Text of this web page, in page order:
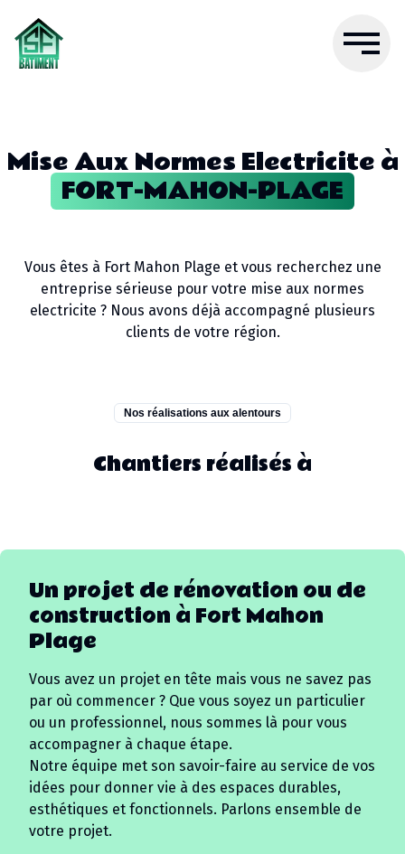
Mise Aux Normes Electriciteà
FORT-MAHON-PLAGE
Vous êtes à Fort Mahon Plage et vous recherchez une
entreprise sérieuse pour votre mise aux normes
electricite ? Nous avons déjà accompagné plusieurs
clients de votre région.
Nos réalisations aux alentours
Chantiers réalisés à
Un projet de rénovation ou de
construction à Fort Mahon
Plage
Vous avez un projet en tête mais vous ne savez pas
par où commencer ? Que vous soyez un particulier
ou un professionnel, nous sommes là pour vous
accompagner à chaque étape.
Notre équipe met son savoir-faire au service de vos
idées pour donner vie à des espaces durables,
esthétiques et fonctionnels. Parlons ensemble de
votre projet.